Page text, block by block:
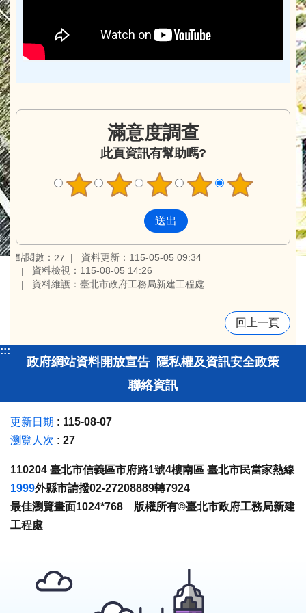
滿意度調查
此頁資訊有幫助嗎?
點閱數： 27
資料更新：115-05-05 09:34
資料檢視：115-08-05 14:26
資料維護：臺北市政府工務局新建工程處
回上一頁
:::
政府網站資料開放宣告 隱私權及資訊安全政策
聯絡資訊
更新日期
115-08-07
瀏覽人次
27
110204 臺北市信義區市府路1號4樓南區 臺北市民當家熱線
1999外縣市請撥02-27208889轉7924
最佳瀏覽畫面1024*768 版權所有©臺北市政府工務局新建
工程處